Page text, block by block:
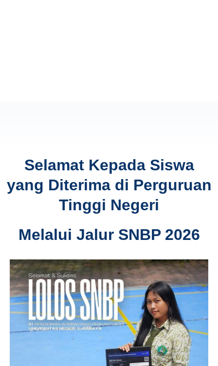
Selamat Kepada Siswa
yang Diterima di Perguruan
Tinggi Negeri
Melalui Jalur SNBP 2026